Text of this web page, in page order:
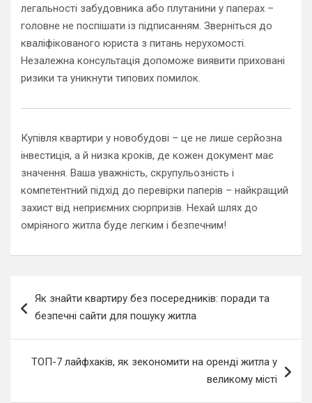
легальності забудовника або плутанини у паперах –
головне не поспішати із підписанням. Зверніться до
кваліфікованого юриста з питань нерухомості.
Незалежна консультація допоможе виявити приховані
ризики та уникнути типових помилок.
Купівля квартири у новобудові – це не лише серйозна
інвестиція, а й низка кроків, де кожен документ має
значення. Ваша уважність, скрупульозність і
компетентний підхід до перевірки паперів – найкращий
захист від неприємних сюрпризів. Нехай шлях до
омріяного житла буде легким і безпечним!
по
Як знайти квартиру без посередників: поради та
безпечні сайти для пошуку житла
ТОП-7 лайфхаків, як зекономити на оренді житла у
великому місті